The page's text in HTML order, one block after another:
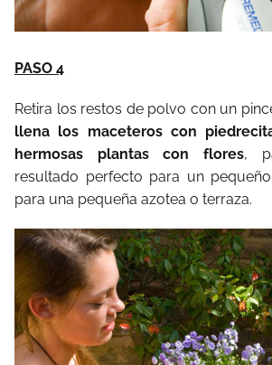
PASO 4
Retira los restos de polvo con un
llena los maceteros con
hermosas plantas con flores,
resultado perfecto para un
para una pequeña azotea o terraza.